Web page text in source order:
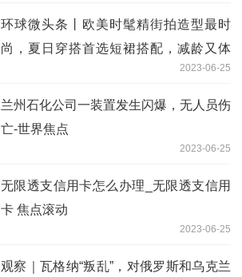
环球微头条丨欧美时髦精街拍造型最时
尚，夏日穿搭首选短裙搭配，减龄又体
2023-06-25
兰州石化公司一装置发生闪爆，无人员伤
亡-世界焦点
2023-06-25
无限透支信用卡怎么办理_无限透支信用
卡 焦点滚动
2023-06-25
观察｜瓦格纳“叛乱”，对俄罗斯和乌克兰